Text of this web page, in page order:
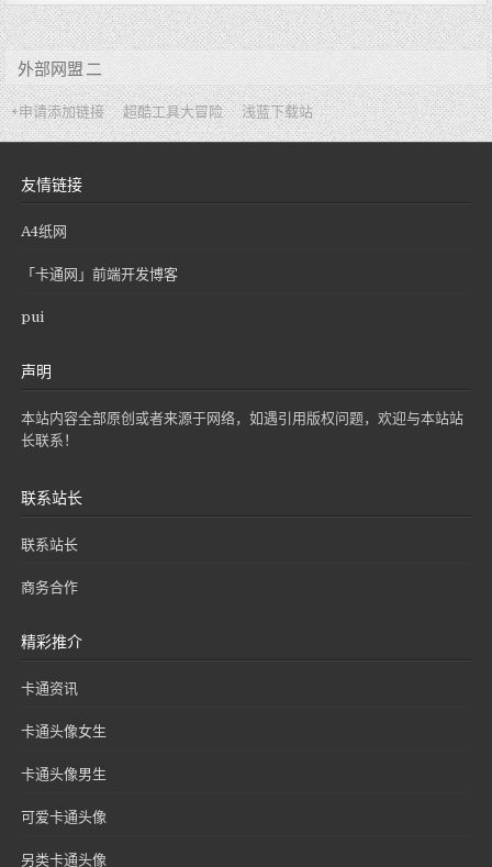
外部网盟 二
+申请添加链接 超酷工具大冒险 浅蓝下载站
友情链接
A4纸网
「卡通网」前端开发博客
pui
声明
本站内容全部原创或者来源于网络，如遇引用版权问题，欢迎与本站站
长联系！
联系站长
联系站长
商务合作
精彩推介
卡通资讯
卡通头像女生
卡通头像男生
可爱卡通头像
另类卡通头像